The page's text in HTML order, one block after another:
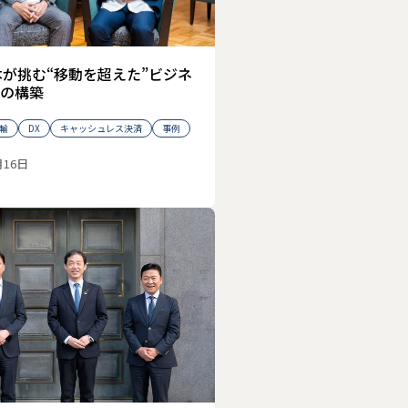
挑む“移動を超えた”ビジネ
構築
DX キャッシュレス決済 事例
日